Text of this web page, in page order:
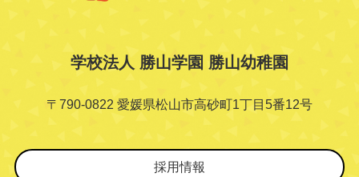
学校法人 勝山学園 勝山幼稚園
〒790-0822 愛媛県松山市高砂町1丁目5番12号
採用情報